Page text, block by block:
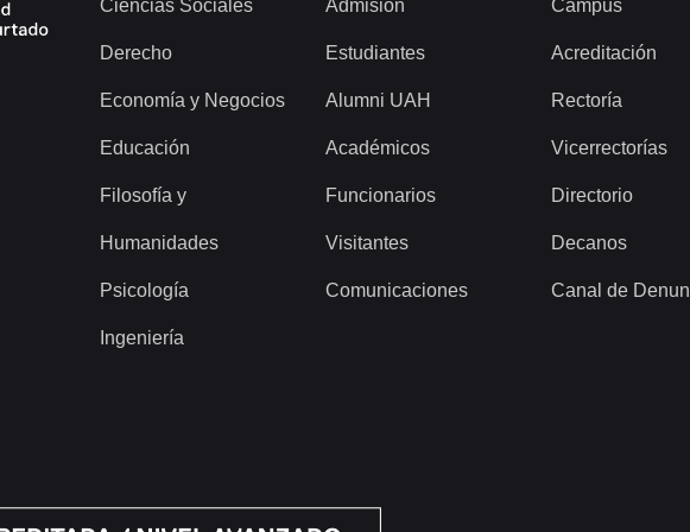
Ciencias Sociales
Derecho
Economía y Negocios
Educación
Filosofía y
Humanidades
Psicología
Ingeniería
Admisión
Estudiantes
Alumni UAH
Académicos
Funcionarios
Visitantes
Comunicaciones
Campus
Acreditación
Rectoría
Vicerrectorías
Directorio
Decanos
Canal de